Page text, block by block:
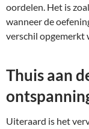
oordelen. Het is
wanneer de
verschil opgemerkt
Thuis aan
Uiteraard is het